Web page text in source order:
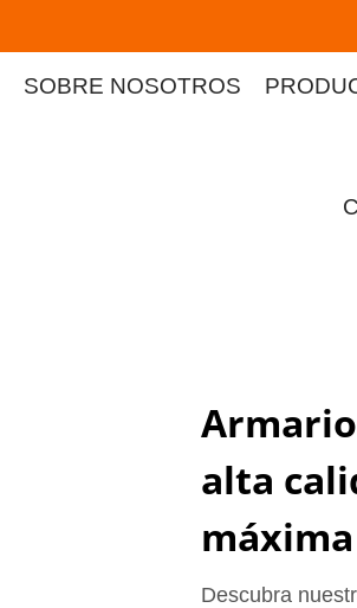
SOBRE NOSOTROS
alta
Descubra